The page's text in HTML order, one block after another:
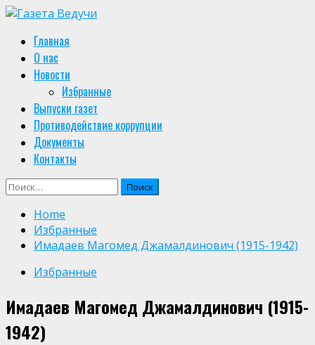
Skip
content
Primary
Menu
Главная
О нас
Новости
Избранные
Выпуски газет
Противодействие коррупции
Документы
Контакты
Найти:
Home
Избранные
Имадаев Магомед Джамалдинович (1915-1942)
Избранные
Имадаев Магомед Джамалдинович (1915-
1942)